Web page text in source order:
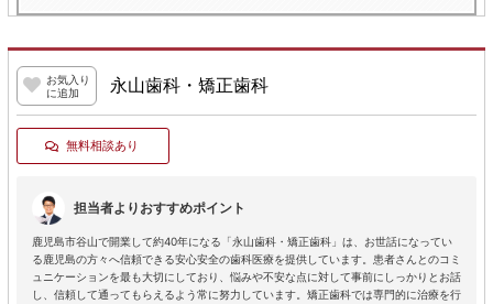
お気入り
に追加
永山歯科・矯正歯科
無料相談あり
担当者よりおすすめポイント
鹿児島市谷山で開業して約40年になる「永山歯科・矯正歯科」は、お世話になってい
る鹿児島の方々へ信頼できる安心安全の歯科医療を提供しています。患者さんとのコミ
ュニケーションを最も大切にしており、悩みや不安な点に対して事前にしっかりとお話
し、信頼して通ってもらえるよう常に努力しています。矯正歯科では専門的に治療を行